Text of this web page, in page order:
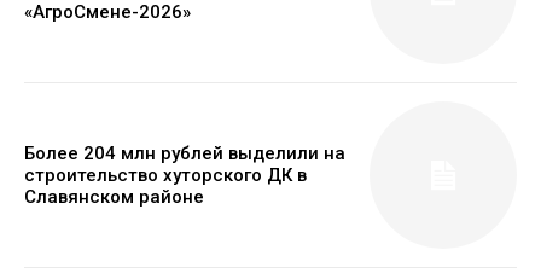
«АгроСмене-2026»
Более 204 млн рублей выделили на
строительство хуторского ДК в
Славянском районе